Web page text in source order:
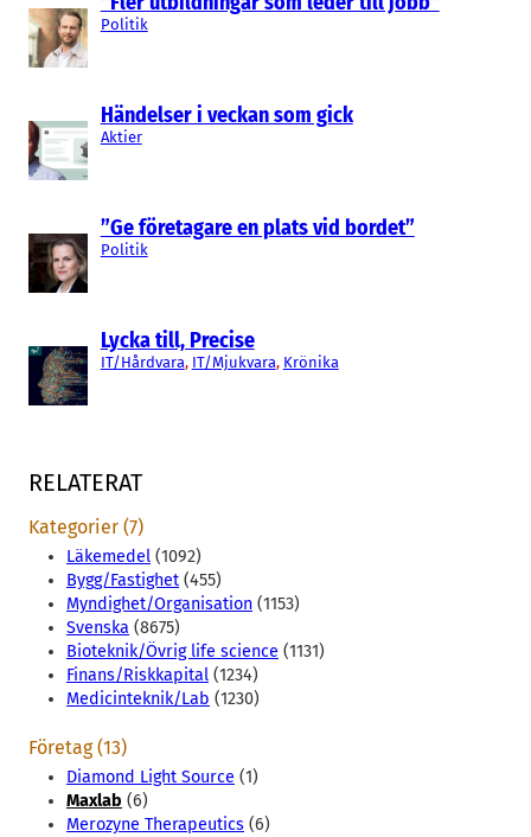
Politik
Händelser i veckan som gick
Aktier
”Ge företagare en plats vid bordet”
Politik
Lycka till, Precise
IT/Hårdvara, IT/Mjukvara, Krönika
RELATERAT
Kategorier (7)
Läkemedel (1092)
Bygg/Fastighet (455)
Myndighet/Organisation (1153)
Svenska (8675)
Bioteknik/Övrig life science (1131)
Finans/Riskkapital (1234)
Medicinteknik/Lab (1230)
Företag (13)
Diamond Light Source (1)
Maxlab (6)
Merozyne Therapeutics (6)